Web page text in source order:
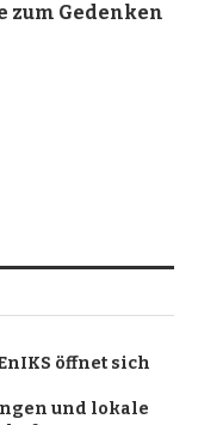
zum Gedenken
öffnet sich
und lokale